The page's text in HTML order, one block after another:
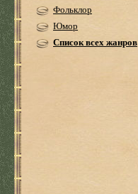
Фольклор
Юмор
Список всех жанров